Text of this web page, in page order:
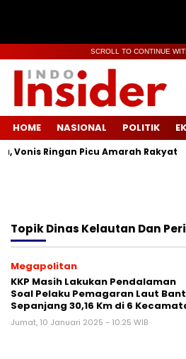
SCROLL TO CONTINUE
HOME NASIONAL POLITIK
Vonis Ringan Picu Amarah Rakyat
TopikDinas Kelautan Dan
Megapolitan
KKP Masih Lakukan Pendalaman
Soal Pelaku Pemagaran Laut
Sepanjang 30,16 Km di 6
Jumat, 10 Januari 2025 - 10:25 WIB